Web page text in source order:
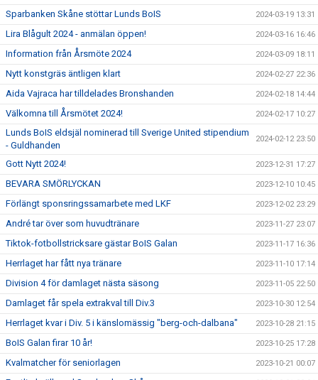
Sparbanken Skåne stöttar Lunds BoIS 2024-03-19 13:31
Lira Blågult 2024 - anmälan öppen! 2024-03-16 16:46
Information från Årsmöte 2024 2024-03-09 18:11
Nytt konstgräs äntligen klart 2024-02-27 22:36
Aida Vajraca har tilldelades Bronshanden 2024-02-18 14:44
Välkomna till Årsmötet 2024! 2024-02-17 10:27
Lunds BoIS eldsjäl nominerad till Sverige United stipendium
- Guldhanden
2024-02-12 23:50
Gott Nytt 2024! 2023-12-31 17:27
BEVARA SMÖRLYCKAN 2023-12-10 10:45
Förlängt sponsringssamarbete med LKF 2023-12-02 23:29
André tar över som huvudtränare 2023-11-27 23:07
Tiktok-fotbollstricksare gästar BoIS Galan 2023-11-17 16:36
Herrlaget har fått nya tränare 2023-11-10 17:14
Division 4 för damlaget nästa säsong 2023-11-05 22:50
Damlaget får spela extrakval till Div.3 2023-10-30 12:54
Herrlaget kvar i Div. 5 i känslomässig "berg-och-dalbana" 2023-10-28 21:15
BoIS Galan firar 10 år! 2023-10-25 17:28
Kvalmatcher för seniorlagen 2023-10-21 00:07